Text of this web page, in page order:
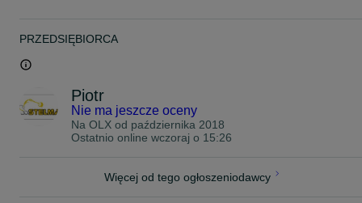
PRZEDSIĘBIORCA
Piotr
Nie ma jeszcze oceny
Na OLX od października 2018
Ostatnio online wczoraj o 15:26
Więcej od tego ogłoszeniodawcy